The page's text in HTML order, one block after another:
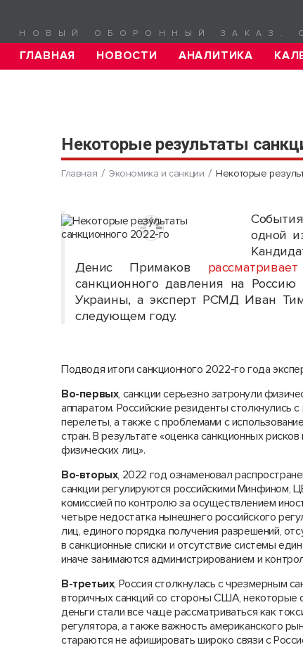
НОВЫЙ ОБОРОННЫЙ ЗАКАЗ.
ГЛАВНАЯ НОВОСТИ АНАЛИТИКА
Некоторые результаты
Главная Экономика и санкции Некоторые
одной
Денис Примаков рассматривает
санкционного давления на
Украины, а эксперт РСМД Иван
следующем году.
Подводя итоги санкционного 2022-го года
Во-первых, санкции серьезно затронули
аппаратом. Российские резиденты столкнулись
перелеты, а также с проблемами с
стран. В результате «оценка санкционных
физических лиц».
Во-вторых, 2022 год ознаменовал
санкции регулируются российскими
комиссией по контролю за осуществлением
четыре недостатка нынешнего российского
лиц, единого порядка получения разрешений,
в санкционные списки и отсутствие системы
иначе занимаются администрированием и
В-третьих, Россия столкнулась с чрезмерным
вторичных санкций со стороны США, некоторые
деньги стали все чаще рассматриваться как
регулятора, а также важность американского
стараются не афишировать широко связи с